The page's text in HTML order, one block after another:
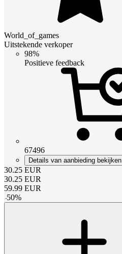
World_of_games
Uitstekende verkoper
98%
Positieve feedback
67496
Details van aanbieding bekijken
30.25 EUR
30.25 EUR
59.99 EUR
-50%